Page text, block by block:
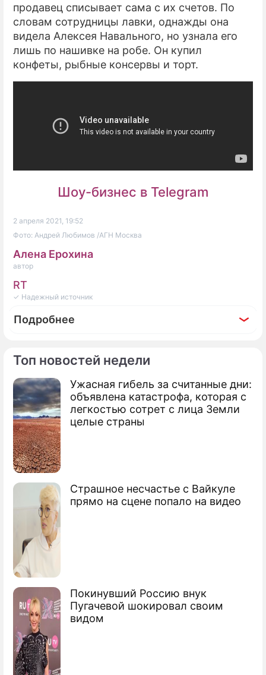
Топ новостей недели
Ужасная гибель за считанные дни:
объявлена катастрофа, которая с
легкостью сотрет с лица Земли
целые страны
Страшное несчастье с Вайкуле
прямо на сцене попало на видео
Покинувший Россию внук
Пугачевой шокировал своим
видом
продавец списывает сама с их счетов. По
словам сотрудницы лавки, однажды она
видела Алексея Навального, но узнала его
лишь по нашивке на робе. Он купил
конфеты, рыбные консервы и торт.
Шоу-бизнес в Telegram
2 апреля 2021, 19:52
Фото: Андрей Любимов /АГН Москва
Алена Ерохина
автор
RT
✓ Надежный источник
Подробнее
По теме
Продолжение: Военный
эксперт Багдасаров: Запад
Хамил и вел себя высокомерно:
Вышинский о поведении Навального в
колонии
Навальный
общественный деятель